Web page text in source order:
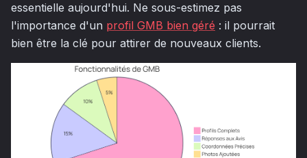
essentielle aujourd'hui. Ne sous-estimez pas
l'importance d'un profil GMB bien géré : il pourrait
bien être la clé pour attirer de nouveaux clients.